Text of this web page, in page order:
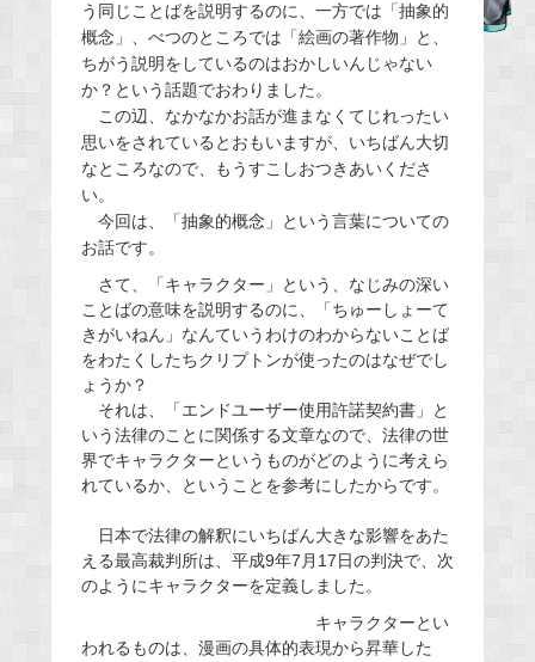
b
o
o
k
う同じことばを説明するのに、一方では「抽象的
概念」、べつのところでは「絵画の著作物」と、
ちがう説明をしているのはおかしいんじゃない
か？という話題でおわりました。
この辺、なかなかお話が進まなくてじれったい
思いをされているとおもいますが、いちばん大切
なところなので、もうすこしおつきあいくださ
い。
今回は、「抽象的概念」という言葉についての
お話です。
さて、「キャラクター」という、なじみの深い
ことばの意味を説明するのに、「ちゅーしょーて
きがいねん」なんていうわけのわからないことば
をわたくしたちクリプトンが使ったのはなぜでし
ょうか？
それは、「エンドユーザー使用許諾契約書」と
いう法律のことに関係する文章なので、法律の世
界でキャラクターというものがどのように考えら
れているか、ということを参考にしたからです。
日本で法律の解釈にいちばん大きな影響をあた
える最高裁判所は、平成9年7月17日の判決で、次
のようにキャラクターを定義しました。
キャラクターとい
われるものは、漫画の具体的表現から昇華した